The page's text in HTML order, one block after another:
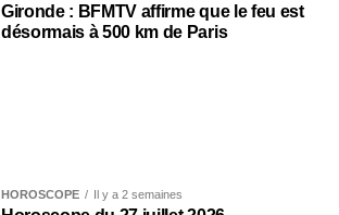
Gironde : BFMTV affirme que le feu est
désormais à 500 km de Paris
HOROSCOPE Il y a 2 semaines